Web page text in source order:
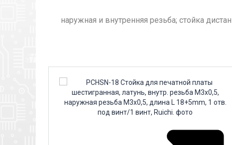
наружная и внутренняя резьба; стойка